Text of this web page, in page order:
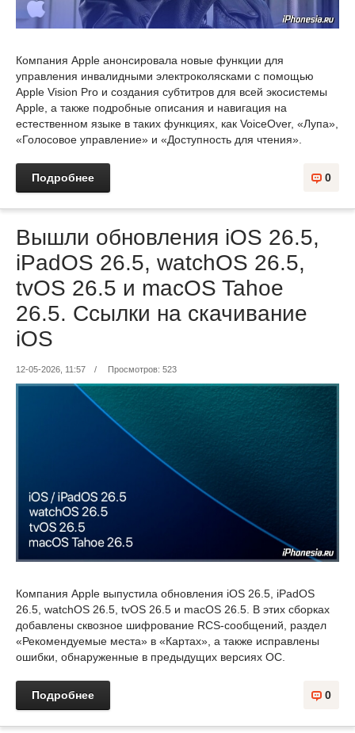
Компания Apple анонсировала новые функции для
управления инвалидными электроколясками с помощью
Apple Vision Pro и создания субтитров для всей экосистемы
Apple, а также подробные описания и навигация на
естественном языке в таких функциях, как VoiceOver, «Лупа»,
«Голосовое управление» и «Доступность для чтения».
Подробнее 0
Вышли обновления iOS 26.5,
iPadOS 26.5, watchOS 26.5,
tvOS 26.5 и macOS Tahoe
26.5. Ссылки на скачивание
iOS
12-05-2026, 11:57 / Просмотров: 523
Компания Apple выпустила обновления iOS 26.5, iPadOS
26.5, watchOS 26.5, tvOS 26.5 и macOS 26.5. В этих сборках
добавлены cквозное шифрование RCS-сообщений, раздел
«Рекомендуемые места» в «Картах», а также исправлены
ошибки, обнаруженные в предыдущих версиях ОС.
Подробнее 0